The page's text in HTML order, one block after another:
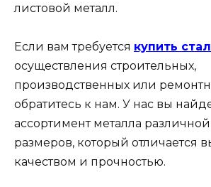
листовой металл.
Если вам требуется купить
осуществления строительных,
производственных или
обратитесь к нам. У нас вы
ассортимент металла
размеров, который отличается
качеством и прочностью.